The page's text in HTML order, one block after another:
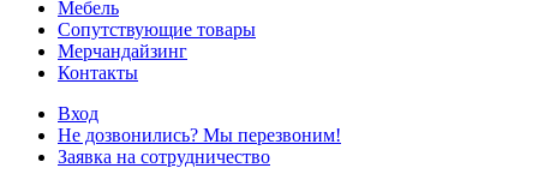
Мебель
Сопутствующие товары
Мерчандайзинг
Контакты
Вход
Не дозвонились? Мы перезвоним!
Заявка на сотрудничество